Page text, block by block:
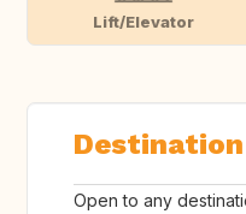
Lift/Elevator
Open to any